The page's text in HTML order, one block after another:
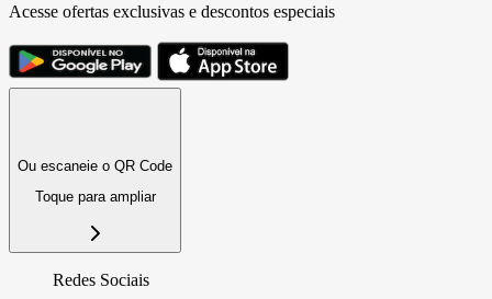
Acesse ofertas exclusivas e descontos especiais
Ou escaneie o QR Code
Toque para ampliar
Redes Sociais